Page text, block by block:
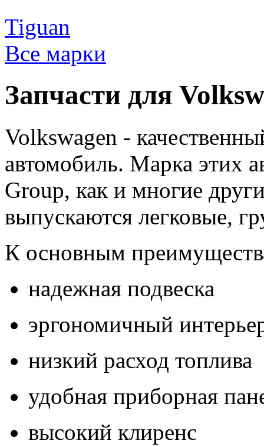
Tiguan
Все марки
Запчасти для
Volkswagen -
автомобиль. Марка этих
Group, как и многие
выпускаются легковые,
К основным
надежная подвеска
эргономичный
низкий расход топлива
удобная приборная
высокий клиренс